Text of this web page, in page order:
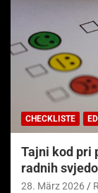
CHECKLISTE
Tajni kod pri
radnih
28. März 2026